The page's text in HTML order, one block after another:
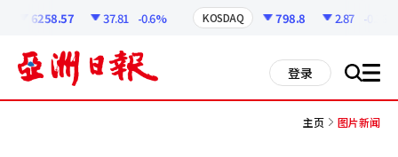
6258.57 37.81 -0.6% KOSDAQ 798.8 2.87 -0.36%
登录 搜 all
主页 图片新闻